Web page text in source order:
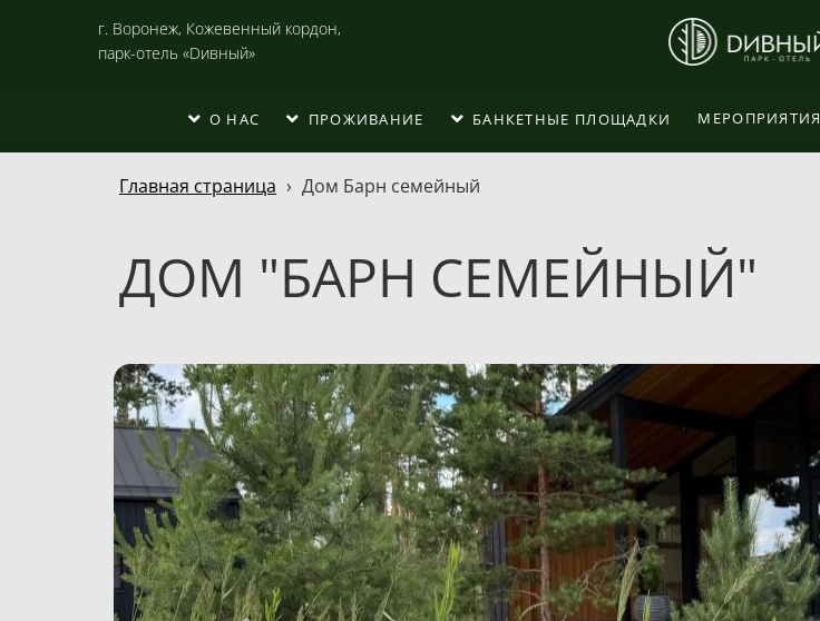
г. Воронеж, Кожевенный кордон,
парк-отель «Dивный»
О НАС ПРОЖИВАНИЕ БАНКЕТНЫЕ ПЛОЩАДКИ МЕРОПРИЯТИЯ
Главная страница › Дом Барн семейный
ДОМ "БАРН СЕМЕЙНЫЙ"